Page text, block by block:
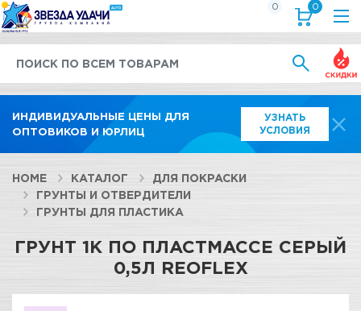
ИНДИВИДУАЛЬНЫЕ ЦЕНЫ ДЛЯ
ОПТОВИКОВ И ЮРЛИЦ
УЗНАТЬ
УСЛОВИЯ
0 0
HOME КАТАЛОГ
ДЛЯ ПОКРАСКИ
ГРУНТЫ И ОТВЕРДИТЕЛИ
ГРУНТЫ ДЛЯ ПЛАСТИКА
ГРУНТ 1К ПО ПЛАСТМАССЕ СЕРЫЙ
0,5Л REOFLEX